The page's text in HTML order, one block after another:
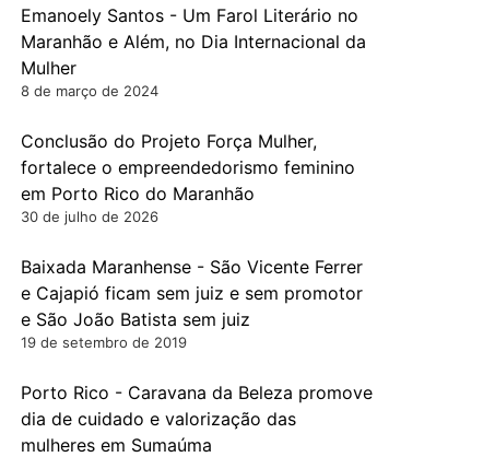
Emanoely Santos - Um Farol Literário no
Maranhão e Além, no Dia Internacional da
Mulher
8 de março de 2024
Conclusão do Projeto Força Mulher,
fortalece o empreendedorismo feminino
em Porto Rico do Maranhão
30 de julho de 2026
Baixada Maranhense - São Vicente Ferrer
e Cajapió ficam sem juiz e sem promotor
e São João Batista sem juiz
19 de setembro de 2019
Porto Rico - Caravana da Beleza promove
dia de cuidado e valorização das
mulheres em Sumaúma